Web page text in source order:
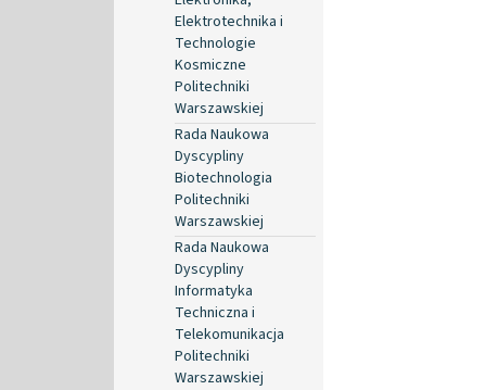
Elektrotechnika i
Technologie
Kosmiczne
Politechniki
Warszawskiej
Rada Naukowa
Dyscypliny
Biotechnologia
Politechniki
Warszawskiej
Rada Naukowa
Dyscypliny
Informatyka
Techniczna i
Telekomunikacja
Politechniki
Warszawskiej